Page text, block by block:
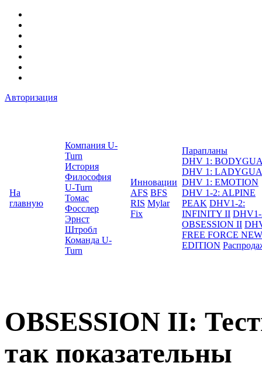
Авторизация
На
главную
Компания U-
Turn
История
Философия
U-Turn
Томас
Фосслер
Эрнст
Штробл
Команда U-
Turn
Инновации
AFS BFS
RIS Mylar
Fix
Парапланы
DHV 1:
DHV 1:
DHV 1: EMOTION
DHV 1-2: ALPINE
PEAK DHV1-2:
INFINITY II
OBSESSION II
FREE FORCE NEW
EDITION
OBSESSION II:
так показательны